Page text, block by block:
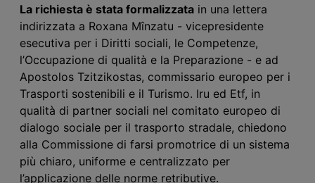
La richiesta è stata formalizzata in una lettera
indirizzata a Roxana Mînzatu - vicepresidente
esecutiva per i Diritti sociali, le Competenze,
l’Occupazione di qualità e la Preparazione - e ad
Apostolos Tzitzikostas, commissario europeo per i
Trasporti sostenibili e il Turismo. Iru ed Etf, in
qualità di partner sociali nel comitato europeo di
dialogo sociale per il trasporto stradale, chiedono
alla Commissione di farsi promotrice di un sistema
più chiaro, uniforme e centralizzato per
l’applicazione delle norme retributive.